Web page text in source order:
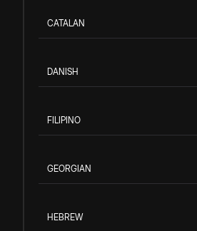
CATALAN
DANISH
FILIPINO
GEORGIAN
HEBREW